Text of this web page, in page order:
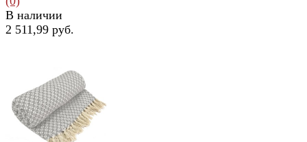
избранное сравнить
В наличии
2 511,99 руб.